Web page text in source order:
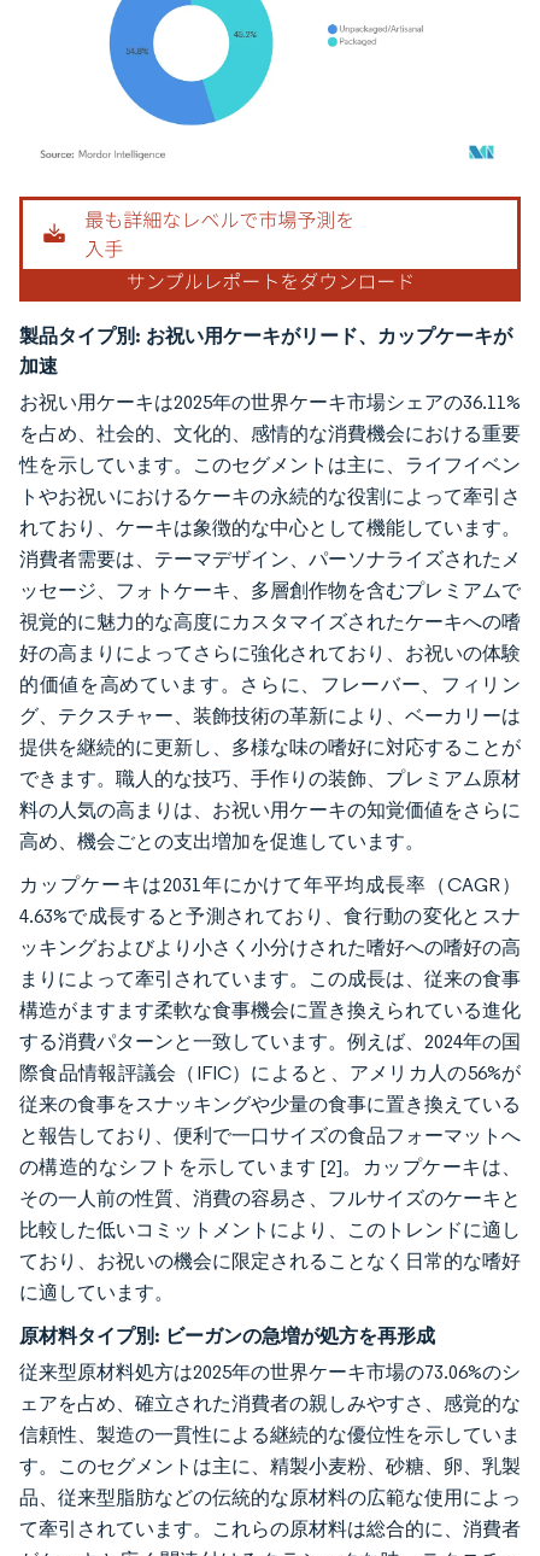
画像 © Mordor Intelligence。再利用にはCC BY 4.0の表示が必要です。
製品タイプ別: お祝い用ケーキがリード、カップケーキが
加速
お祝い用ケーキは2025年の世界ケーキ市場シェアの36.11%
を占め、社会的、文化的、感情的な消費機会における重要
性を示しています。このセグメントは主に、ライフイベン
トやお祝いにおけるケーキの永続的な役割によって牽引さ
れており、ケーキは象徴的な中心として機能しています。
消費者需要は、テーマデザイン、パーソナライズされたメ
ッセージ、フォトケーキ、多層創作物を含むプレミアムで
視覚的に魅力的な高度にカスタマイズされたケーキへの嗜
好の高まりによってさらに強化されており、お祝いの体験
的価値を高めています。さらに、フレーバー、フィリン
グ、テクスチャー、装飾技術の革新により、ベーカリーは
提供を継続的に更新し、多様な味の嗜好に対応することが
できます。職人的な技巧、手作りの装飾、プレミアム原材
料の人気の高まりは、お祝い用ケーキの知覚価値をさらに
高め、機会ごとの支出増加を促進しています。
カップケーキは2031年にかけて年平均成長率（CAGR）
4.63%で成長すると予測されており、食行動の変化とスナ
ッキングおよびより小さく小分けされた嗜好への嗜好の高
まりによって牽引されています。この成長は、従来の食事
構造がますます柔軟な食事機会に置き換えられている進化
する消費パターンと一致しています。例えば、2024年の国
際食品情報評議会（IFIC）によると、アメリカ人の56%が
従来の食事をスナッキングや少量の食事に置き換えている
と報告しており、便利で一口サイズの食品フォーマットへ
の構造的なシフトを示しています[2]。カップケーキは、
その一人前の性質、消費の容易さ、フルサイズのケーキと
比較した低いコミットメントにより、このトレンドに適し
ており、お祝いの機会に限定されることなく日常的な嗜好
に適しています。
原材料タイプ別: ビーガンの急増が処方を再形成
従来型原材料処方は2025年の世界ケーキ市場の73.06%のシ
ェアを占め、確立された消費者の親しみやすさ、感覚的な
信頼性、製造の一貫性による継続的な優位性を示していま
す。このセグメントは主に、精製小麦粉、砂糖、卵、乳製
品、従来型脂肪などの伝統的な原材料の広範な使用によっ
て牽引されています。これらの原材料は総合的に、消費者